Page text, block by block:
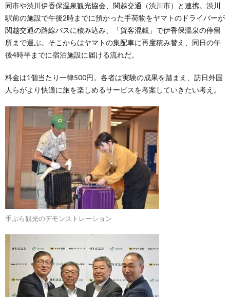
同市や渋川伊香保温泉観光協会、関越交通（渋川市）と連携。渋川
駅前の施設で午後2時までに預かった手荷物をヤマトのドライバーが
関越交通の路線バスに積み込み、「貨客混載」で伊香保温泉の停留
所まで運ぶ。そこからはヤマトの集配車に再度積み替え、同日の午
後4時半までに宿泊施設に届ける流れだ。
料金は1個当たり一律500円。各者は実験の成果を踏まえ、訪日外国
人らがより快適に旅を楽しめるサービスを考案していきたい考え。
手ぶら観光のデモンストレーション